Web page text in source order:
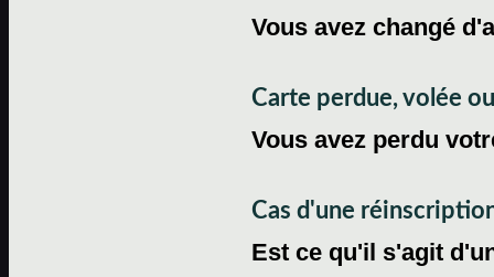
Vous avez changé
Carte perdue, volée
Vous avez perdu
Cas d'une
Est ce qu'il s'agit